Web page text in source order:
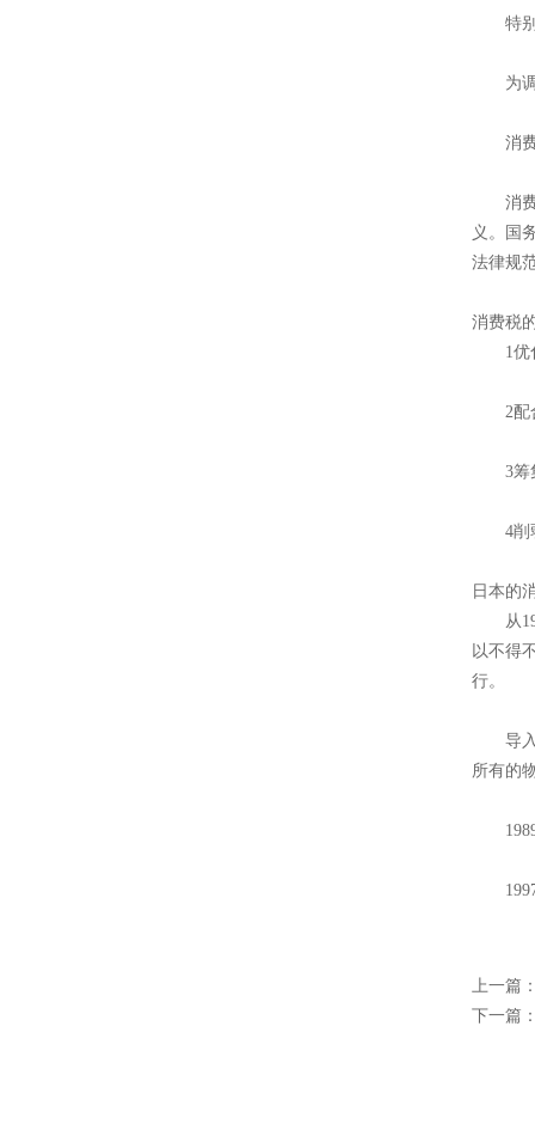
特别
为调
消费
消费
义。国
法律规
消费税
1优化
2配合
3筹集
4削弱
日本的
从
以不得
行。
导入
所有的
1989
1997
上一篇
下一篇